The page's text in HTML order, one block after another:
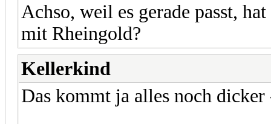
Achso, weil es gerade passt,
mit Rheingold?
Kellerkind
Das kommt ja alles noch dicker